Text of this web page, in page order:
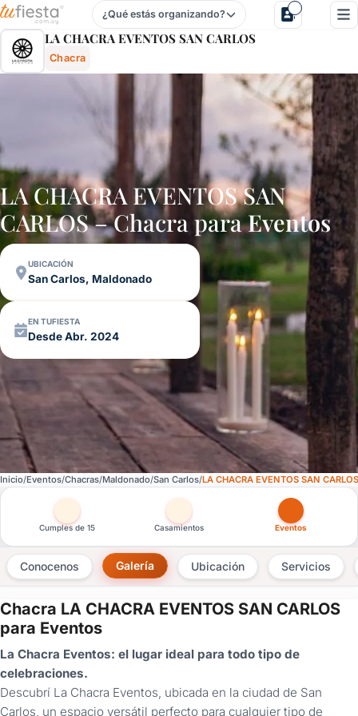
La Chacra Eventos San Carlos - Chacra En San Carlos,
¿Qué estás organizando?
LA CHACRA EVENTOS SAN CARLOS
Chacra
LA CHACRA EVENTOS SAN
CARLOS – Chacra paraEventos
UBICACIÓN
San Carlos, Maldonado
EN TUFIESTA
Desde Abr. 2024
Inicio Eventos Chacras Maldonado San Carlos LA CHACRA EVENTOS SAN CARLOS
Otras versiones de esta ficha por tipo de festejo
Cumples de 15 Casamientos Eventos
Conocenos Galería Ubicación Servicios
Chacra LA CHACRA EVENTOS SAN CARLOS
para Eventos
La Chacra Eventos: el lugar ideal para todo tipo de
celebraciones.
Descubrí La Chacra Eventos, ubicada en la ciudad de San
Carlos, un espacio versátil perfecto para cualquier tipo de
×
Consultar
tenés
cuenta?